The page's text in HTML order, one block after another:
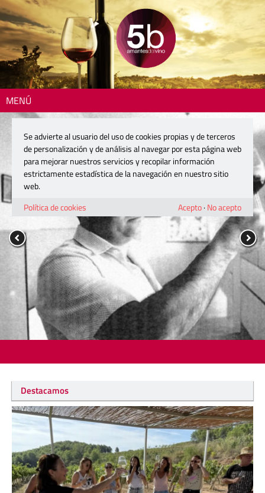
MENÚ
Destacamos
Se advierte al usuario del uso de cookies propias y de terceros
de personalización y de análisis al navegar por esta página web
para mejorar nuestros servicios y recopilar información
estrictamente estadística de la navegación en nuestro sitio
web.
Política de cookies
Acepto· No acepto